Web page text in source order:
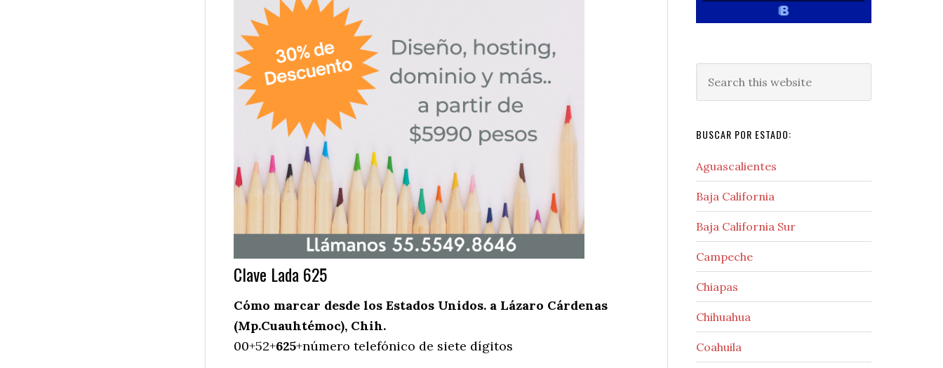
Clave Lada 625
Cómo marcar desde los Estados Unidos. a Lázaro Cárdenas
(Mp.Cuauhtémoc), Chih.
00+52+625+número telefónico de siete dígitos
this
BUSCAR POR ESTADO:
Aguascalientes
Baja California
Baja California Sur
Campeche
Chiapas
Chihuahua
Coahuila